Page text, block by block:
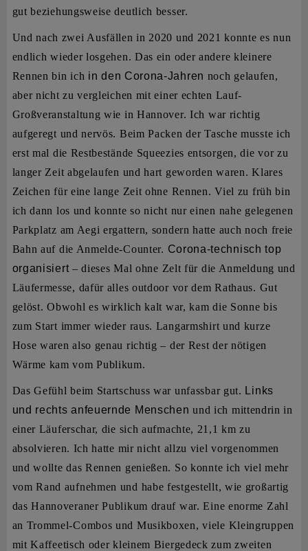
gut beziehungsweise deutlich besser.
Und nach zwei Ausfällen in 2020 und 2021 konnte es nun
endlich wieder losgehen. Das ein oder andere kleinere
Rennen bin ich in den Corona-Jahren noch gelaufen,
aber nicht zu vergleichen mit einer echten Lauf-
Großveranstaltung wie in Hannover. Ich war richtig
aufgeregt und nervös. Beim Packen der Tasche musste ich
erst mal die Restbestände Squeezies entsorgen, die vor zu
langer Zeit abgelaufen und hart geworden waren. Klares
Zeichen für eine lange Zeit ohne Rennen. Viel zu früh bin
ich dann los und konnte so nicht nur einen nahe gelegenen
Parkplatz am Aegi ergattern, sondern hatte auch noch freie
Bahn auf die Anmelde-Counter. Corona-technisch top
organisiert– dieses Mal ohne Zelt für die Anmeldung und
Läufermesse, dafür alles outdoor vor dem Rathaus. Gut
gelöst. Obwohl es wirklich kalt war, kam die Sonne bis
zum Start immer wieder raus. Langarmshirt und kurze
Hose waren also genau richtig – der Rest der nötigen
Wärme kam vom Publikum.
Das Gefühl beim Startschuss war unfassbar gut. Links
und rechts anfeuernde Menschen und ich mittendrin in
einer Läuferschar, die sich aufmachte, 21,1 km zu
absolvieren. Ich hatte mir nicht allzu viel vorgenommen
und wollte das Rennen genießen. So konnte ich viel mehr
vom Rand aufnehmen und habe festgestellt, wie großartig
das Hannoveraner Publikum drauf war. Eine enorme Zahl
an Trommel-Combos und Musikboxen, viele Kleingruppen
mit Kaffeetisch oder kleinem Biergedeck zum zweiten